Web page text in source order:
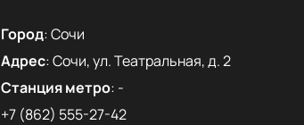
Город:Сочи
Адрес:Сочи, ул. Театральная, д. 2
Станция метро: -
+7 (862) 555-27-42